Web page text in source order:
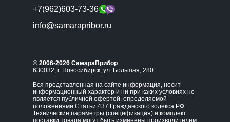
+7(962)603-73-36
info@samarapribor.ru
© 2006-2026 СамараПрибор
630032, г. Новосибирск, ул. Большая, 280
Вся представленная на сайте информация, носит
информационный характер и ни при каких условиях не
является публичной офертой, определяемой
положениями Статьи 437 Гражданского кодекса РФ.
Технические параметры (спецификация) и комплект
поставки товара могут быть изменены производителем